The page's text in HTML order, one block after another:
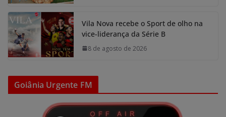
Vila Nova recebe o Sport de olho na
vice-liderança da Série B
8 de agosto de 2026
Goiânia Urgente FM